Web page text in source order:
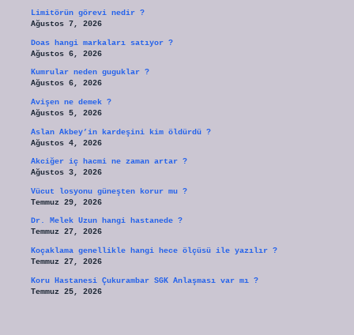
Limitörün görevi nedir ?
Ağustos 7, 2026
Doas hangi markaları satıyor ?
Ağustos 6, 2026
Kumrular neden guguklar ?
Ağustos 6, 2026
Avişen ne demek ?
Ağustos 5, 2026
Aslan Akbey’in kardeşini kim öldürdü ?
Ağustos 4, 2026
Akciğer iç hacmi ne zaman artar ?
Ağustos 3, 2026
Vücut losyonu güneşten korur mu ?
Temmuz 29, 2026
Dr. Melek Uzun hangi hastanede ?
Temmuz 27, 2026
Koçaklama genellikle hangi hece ölçüsü ile yazılır ?
Temmuz 27, 2026
Koru Hastanesi Çukurambar SGK Anlaşması var mı ?
Temmuz 25, 2026